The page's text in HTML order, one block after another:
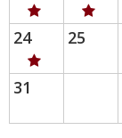
24 25
31